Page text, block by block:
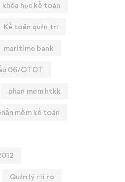
khóa học kế toán
Kế toán quản trị
maritime bank
06/GTGT
phan mem htkk
mềm kế toán
Quản lý rủi ro